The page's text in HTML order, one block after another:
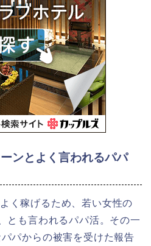
ンとよく言われるパパ
く稼げるため、若い女性の
とも言われるパパ活。その一
パからの被害を受けた報告